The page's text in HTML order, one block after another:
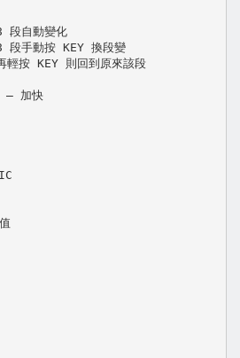
自動變化
手動按 KEY 換段變
按 KEY 則回到原來該段
– 加快